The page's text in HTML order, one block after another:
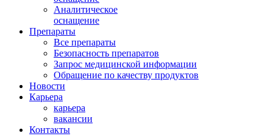
Аналитическое
оснащение
Препараты
Все препараты
Безопасность препаратов
Запрос медицинской информации
Обращение по качеству продуктов
Новости
Карьера
карьера
вакансии
Контакты